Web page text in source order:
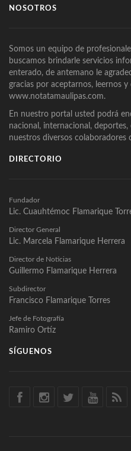
NOSOTROS
Somos un equipo de
buscamos brindarle servicios
enterado, de antemano le
gracias por aceptarnos, leernos y
www.notatamaulipas.com.
En nuestro portal usted podrá
nacional, internacional,
nuestros diversos colaboradores
DIRECTORIO
Fundador
Lic. Cuauhtémoc Flamarique
Director General
Lic. Marcela Flamarique Herrera
Director de Noticias
Guillermo Flamarique Herrera
Subdirector
Francisco Flamarique Torres
Jefe de Fotografía
Ramiro Ortíz
SÍGUENOS